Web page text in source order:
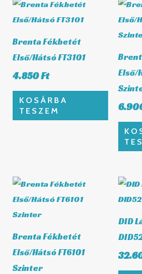
Brenta Fékbetét
Első/Hátsó FT3101
4.850Ft
KOSÁRBA
TESZEM
Első/
Brenta Fékbetét
Első/Hátsó FT6101
Szinter
DID